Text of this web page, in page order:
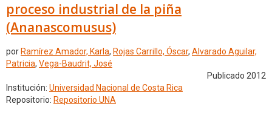
proceso industrial de la piña
(Ananascomusus)
por Ramírez Amador, Karla, Rojas Carrillo, Óscar, Alvarado Aguilar,
Patricia, Vega-Baudrit, José
Publicado 2012
Institución: Universidad Nacional de Costa Rica
Repositorio: Repositorio UNA